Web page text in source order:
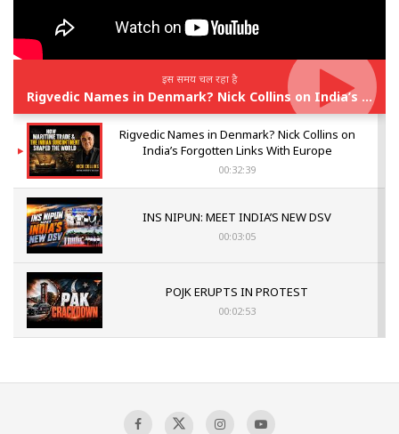
इस समय चल रहा है
Rigvedic Names in Denmark? Nick Collins on India’s Forgotten Links With Europe
Rigvedic Names in Denmark? Nick Collins on
India’s Forgotten Links With Europe
00:32:39
INS NIPUN: MEET INDIA’S NEW DSV
00:03:05
POJK ERUPTS IN PROTEST
00:02:53
Sagar